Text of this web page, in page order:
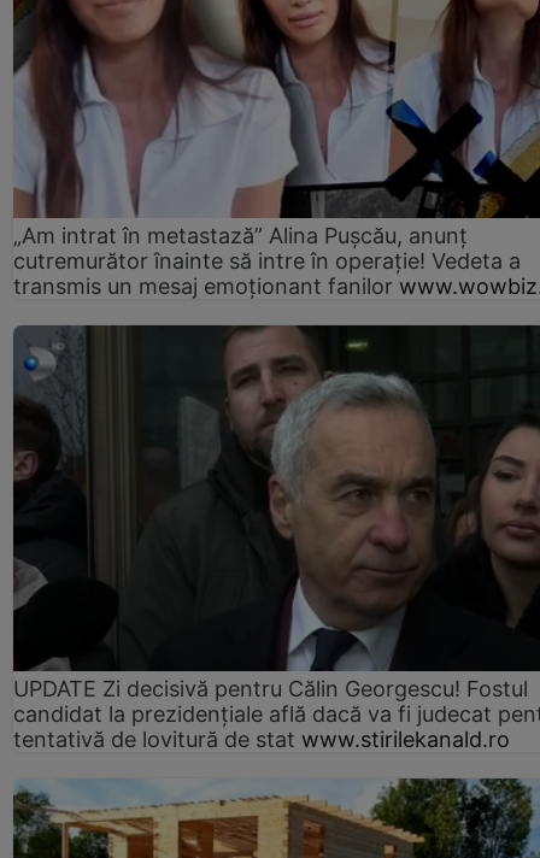
„Am intrat în metastază” Alina Pușcău, anunț
cutremurător înainte să intre în operație! Vedeta a
transmis un mesaj emoționant fanilor
UPDATE Zi decisivă pentru Călin Georgescu! Fostul
candidat la prezidențiale află dacă va fi judecat
tentativă de lovitură de stat www.stirilekanald.ro